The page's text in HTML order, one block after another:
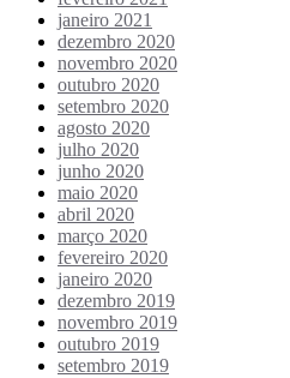
janeiro 2021
dezembro 2020
novembro 2020
outubro 2020
setembro 2020
agosto 2020
julho 2020
junho 2020
maio 2020
abril 2020
março 2020
fevereiro 2020
janeiro 2020
dezembro 2019
novembro 2019
outubro 2019
setembro 2019